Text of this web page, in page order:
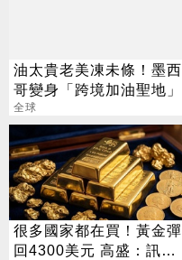
油太貴老美凍未條！墨西
哥變身「跨境加油聖地」
全球
很多國家都在買！黃金彈
回4300美元 高盛：訊號